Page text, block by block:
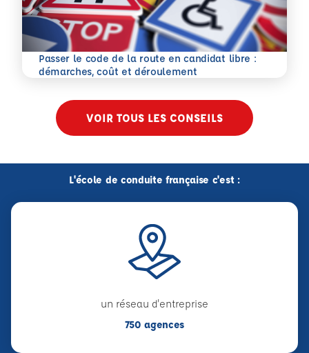
Passer le code de la route en candidat libre :
démarches, coût et déroulement
En savoir plus
VOIR TOUS LES CONSEILS
L'école de conduite française c'est :
un réseau d'entreprise
750 agences